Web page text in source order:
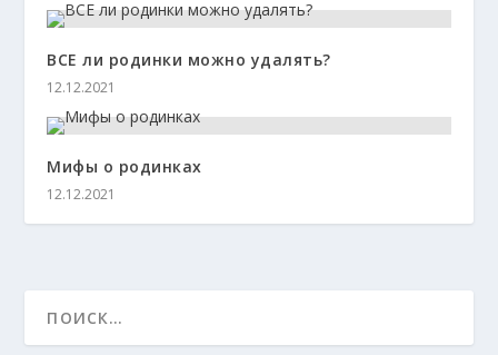
ВСЕ ли родинки можно удалять?
12.12.2021
Мифы о родинках
12.12.2021